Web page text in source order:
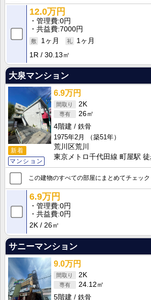
12.0万円
管理費 0円
共益費 7000円
1ヶ月
1ヶ月
1R
30.13㎡
大泉マンション
新着
マンション
6.9万円
2K
26㎡
4階建
鉄骨
1975年2月
（築51年）
荒川区荒川
東京メトロ千代田線 町屋駅
この建物のすべての部屋にまとめてチェック
6.9万円
管理費 0円
共益費 0円
2K
26㎡
サニーマンション
9.0万円
2K
24.12㎡
5階建
鉄骨